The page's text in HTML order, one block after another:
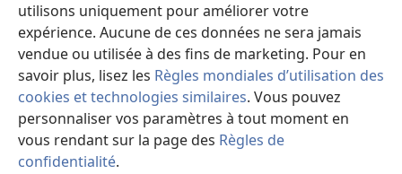
utilisons uniquement pour améliorer votre
expérience. Aucune de ces données ne sera jamais
vendue ou utilisée à des fins de marketing. Pour en
savoir plus, lisez les Règles mondiales d’utilisation des
cookies et technologies similaires. Vous pouvez
personnaliser vos paramètres à tout moment en
vous rendant sur la page des Règles de
confidentialité.
Paramètres d'apparence
Copyright© 2026 Watch Tower Bible and Tract Society of Pennsylvania.
CONDITIONS D’UTILISATION